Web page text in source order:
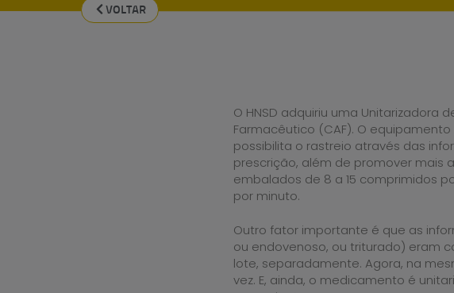
VOLTAR
O HNSD adquiriu uma
Farmacêutico (CAF). O
possibilita o rastreio através das
prescrição, além de promover mais
embalados de 8 a 15 comprimidos
por minuto.
Outro fator importante é que as
ou endovenoso, ou triturado) eram
lote, separadamente. Agora, na
vez. E, ainda, o medicamento é